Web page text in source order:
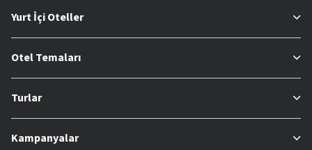
Yurt İçi Oteller
Otel Temaları
Turlar
Kampanyalar